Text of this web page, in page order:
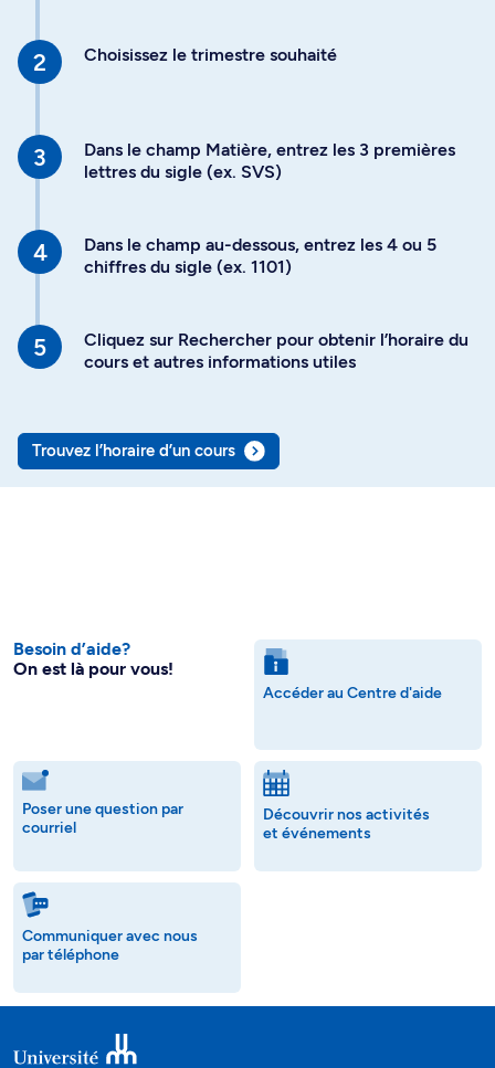
Choisissez le trimestre souhaité
Dans le champ Matière, entrez les 3 premières
lettres du sigle (ex. SVS)
Dans le champ au-dessous, entrez les 4 ou 5
chiffres du sigle (ex. 1101)
Cliquez sur Rechercher pour obtenir l’horaire du
cours et autres informations utiles
Trouvez l’horaire d’un cours
Besoin d’aide?
On est là pour vous!
Accéder au Centre d'aide
Poser une question par
courriel
Découvrir nos activités
et événements
Communiquer avec nous
par téléphone